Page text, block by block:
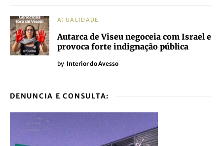
ATUALIDADE
Autarca de Viseu negoceia com Israel e
provoca forte indignação pública
by Interior do Avesso
DENUNCIA E CONSULTA: